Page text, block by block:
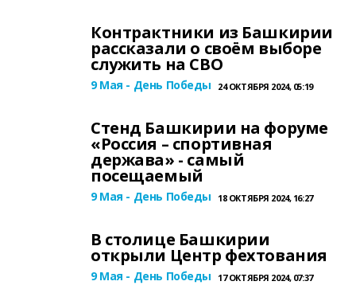
Контрактники из Башкирии
рассказали о своём выборе
служить на СВО
9 Мая - День Победы 24 ОКТЯБРЯ 2024, 05:19
Стенд Башкирии на форуме
«Россия – спортивная
держава» - самый
посещаемый
9 Мая - День Победы 18 ОКТЯБРЯ 2024, 16:27
В столице Башкирии
открыли Центр фехтования
9 Мая - День Победы 17 ОКТЯБРЯ 2024, 07:37